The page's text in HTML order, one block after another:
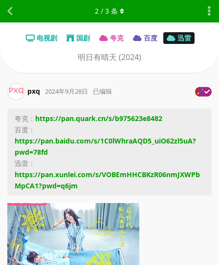
电视剧 国剧 夸克 百度 迅雷
明日有晴天 (2024)
2 / 3 条
pxq 2024年9月28日 已编辑
夸克： https://pan.quark.cn/s/b975623e8482
百度：
https://pan.baidu.com/s/1C0lWhraAQD5_uiO62zl5uA?
pwd=78fd
迅雷：
https://pan.xunlei.com/s/VOBEmHHCBKzR06nmJXWPb
MpCA1?pwd=q6jm